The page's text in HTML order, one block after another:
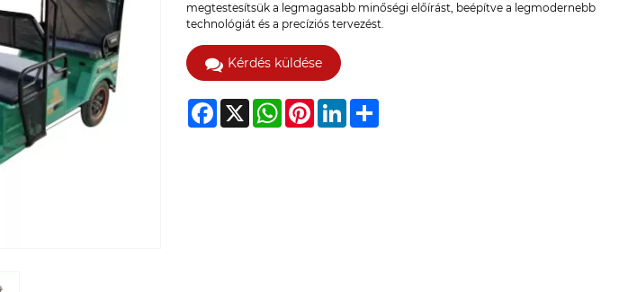
megtestesítsük a legmagasabb minőségi előírást, beépítve a legmodernebb
technológiát és a precíziós tervezést.
Kérdés küldése
Facebook
X WhatsAppPinterestLinkedInShare